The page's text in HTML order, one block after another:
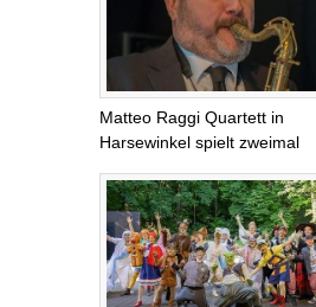
Matteo Raggi Quartett in
Harsewinkel spielt zweimal